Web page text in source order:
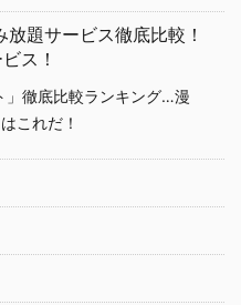
放題サービス徹底比較！
ス！
」徹底比較ランキング…漫
これだ！